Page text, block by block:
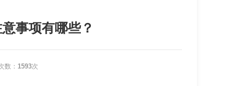
事项有哪些？
数： 1593次